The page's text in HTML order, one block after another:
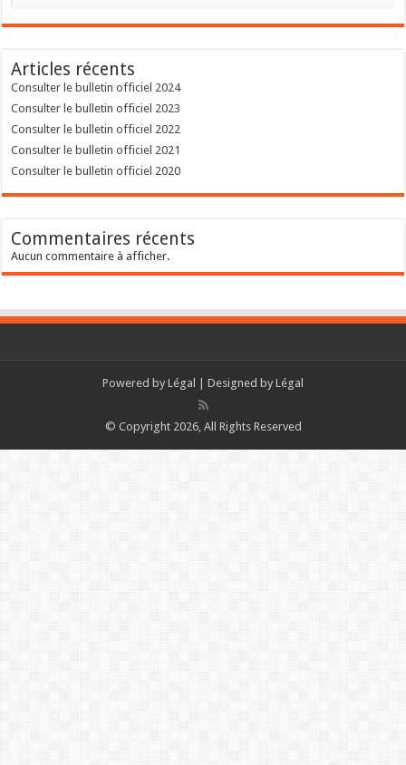
Articles récents
Consulter le bulletin officiel 2024
Consulter le bulletin officiel 2023
Consulter le bulletin officiel 2022
Consulter le bulletin officiel 2021
Consulter le bulletin officiel 2020
Commentaires récents
Aucun commentaire à afficher.
Powered by Légal | Designed by Légal
© Copyright 2026, All Rights Reserved